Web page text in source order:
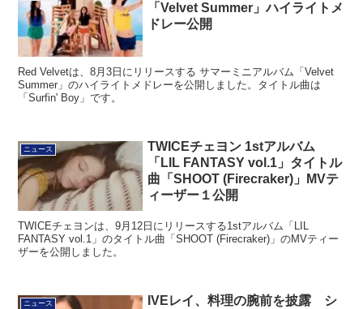
「Velvet Summer」ハイライトメ
ドレー公開
Red Velvetは、8月3日にリリースする サマーミニアルバム「Velvet
Summer」のハイライトメドレーを公開しました。タイトル曲は
「Surfin' Boy」です。
ニュース
TWICEチェヨン 1stアルバム
「LIL FANTASY vol.1」タイトル
曲「SHOOT (Firecraker)」MVテ
ィーザー１公開
TWICEチェヨンは、9月12日にリリースする1stアルバム「LIL
FANTASY vol.1」のタイトル曲「SHOOT (Firecraker)」のMVティー
ザーを公開しました。
ニュース
IVEレイ、料理の腕前を披露 シ